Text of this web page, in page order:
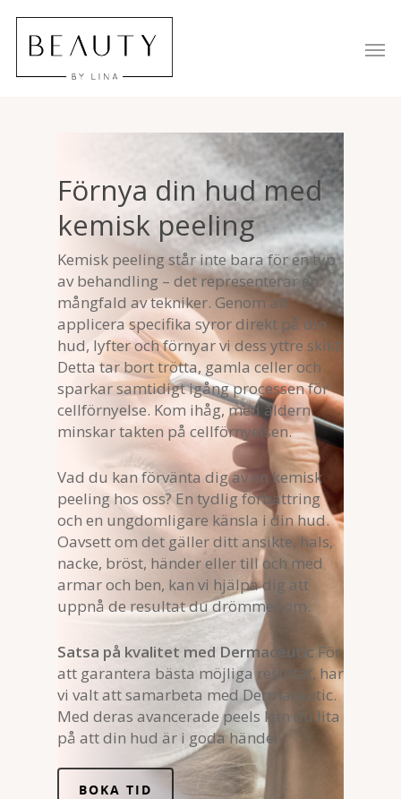
Förnya din hud med
kemisk peeling
Kemisk peeling står inte bara för en typ
av behandling – det representerar en
mångfald av tekniker. Genom att
applicera specifika syror direkt på din
hud, lyfter och förnyar vi dess yttre skikt.
Detta tar bort trötta, gamla celler och
sparkar samtidigt igång processen för
cellförnyelse. Kom ihåg, med åldern
minskar takten på cellförnyelsen.
Vad du kan förvänta dig av en kemisk
peeling hos oss? En tydlig förbättring
och en ungdomligare känsla i din hud.
Oavsett om det gäller ditt ansikte, hals,
nacke, bröst, händer eller till och med
armar och ben, kan vi hjälpa dig att
uppnå de resultat du drömmer om.
Satsa på kvalitet med DermaceuticFör
att garantera bästa möjliga resultat, har
vi valt att samarbeta med Dermaceutic.
Med deras avancerade peels kan du lita
på att din hud är i goda händer.
BOKA TID